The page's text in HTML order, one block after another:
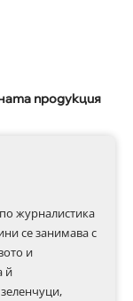
продукция
журналистика
се занимава с
и
й